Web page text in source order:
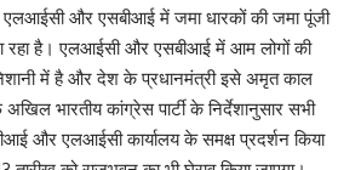
और एसबीआई में जमा धारकों की जमा पूंजी
रहा है। एलआईसी और एसबीआई में आम लोगों की
में है और देश के प्रधानमंत्री इसे अमृत काल
भारतीय कांग्रेस पार्टी के निर्देशानुसार सभी
और एलआईसी कार्यालय के समक्ष प्रदर्शन किया